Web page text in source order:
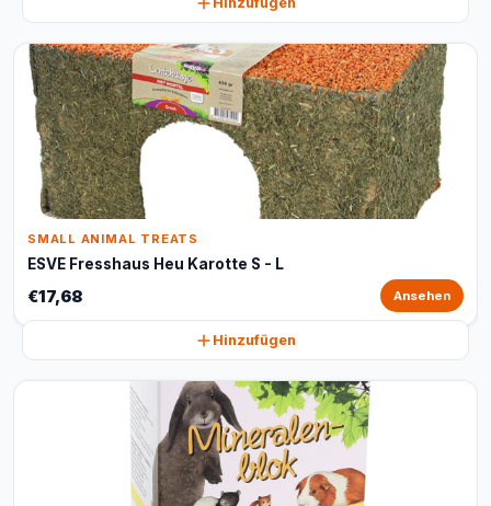
SMALL ANIMAL TREATS
ESVE Fresshaus Heu Karotte S - L
€17,68 Ansehen
Hinzufügen